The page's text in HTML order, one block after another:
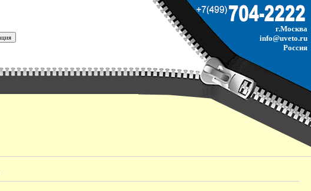
г.Москва
info@uveto.ru
Россия